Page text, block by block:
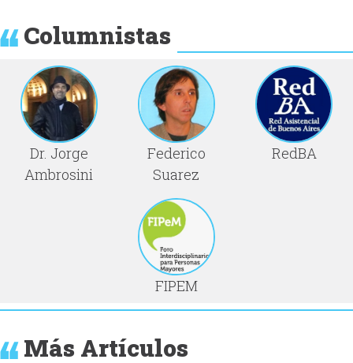
Columnistas
Dr. Jorge
Ambrosini
Federico
Suarez
RedBA
FIPEM
Más Artículos